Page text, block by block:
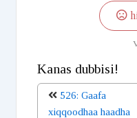
Kanas dubbisi!
526: Gaafa
xiqqoodhaa haadha